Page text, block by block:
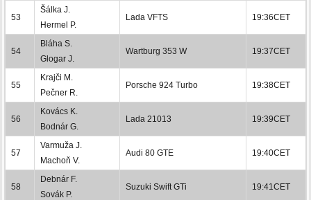
53
Šálka J.
Hermel P.
Lada VFTS 19:36CET
54
Bláha S.
Glogar J.
Wartburg 353 W 19:37CET
55
Krajči M.
Pečner R.
Porsche 924 Turbo 19:38CET
56
Kovács K.
Bodnár G.
Lada 21013 19:39CET
57
Varmuža J.
Machoň V.
Audi 80 GTE 19:40CET
58
Debnár F.
Sovák P.
Suzuki Swift GTi 19:41CET